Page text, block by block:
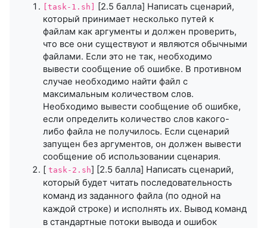
[task-1.sh]
[2.5 балла] Написать сценарий,
который принимает несколько путей к
файлам как аргументы и должен проверить,
что все они существуют и являются обычными
файлами. Если это не так, необходимо
вывести сообщение об ошибке. В противном
случае необходимо найти файл с
максимальным количеством слов.
Необходимо вывести сообщение об ошибке,
если определить количество слов какого-
либо файла не получилось. Если сценарий
запущен без аргументов, он должен вывести
сообщение об использовании сценария.
[ task-2.sh] [2.5 балла] Написать сценарий,
который будет читать последовательность
команд из заданного файла (по одной на
каждой строке) и исполнять их. Вывод команд
в стандартные потоки вывода и ошибок